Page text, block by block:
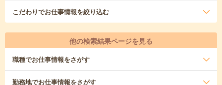
こだわりでお仕事情報を絞り込む
他の検索結果ページを見る
職種でお仕事情報をさがす
勤務地でお仕事情報をさがす